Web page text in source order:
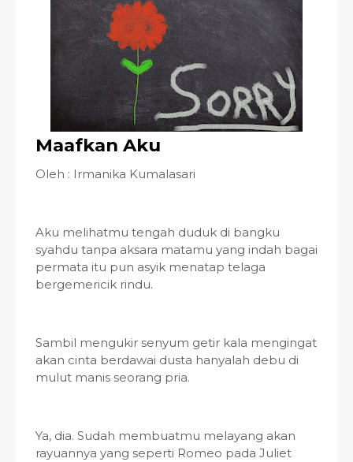
Maafkan Aku
Oleh : Irmanika Kumalasari
Aku melihatmu tengah duduk di bangku
syahdu tanpa aksara matamu yang indah bagai
permata itu pun asyik menatap telaga
bergemericik rindu.
Sambil mengukir senyum getir kala mengingat
akan cinta berdawai dusta hanyalah debu di
mulut manis seorang pria.
Ya, dia. Sudah membuatmu melayang akan
rayuannya yang seperti Romeo pada Juliet